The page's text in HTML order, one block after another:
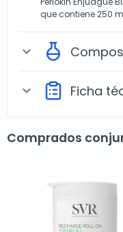
que contiene 250
expand_more
expand_more Ficha
Comprados